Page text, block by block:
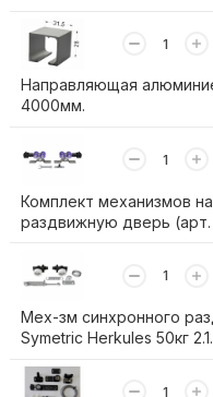
Направляющая
4000мм.
Комплект механизмов на
раздвижную дверь (арт.
Мех-зм синхронного
Symetric Herkules 50кг